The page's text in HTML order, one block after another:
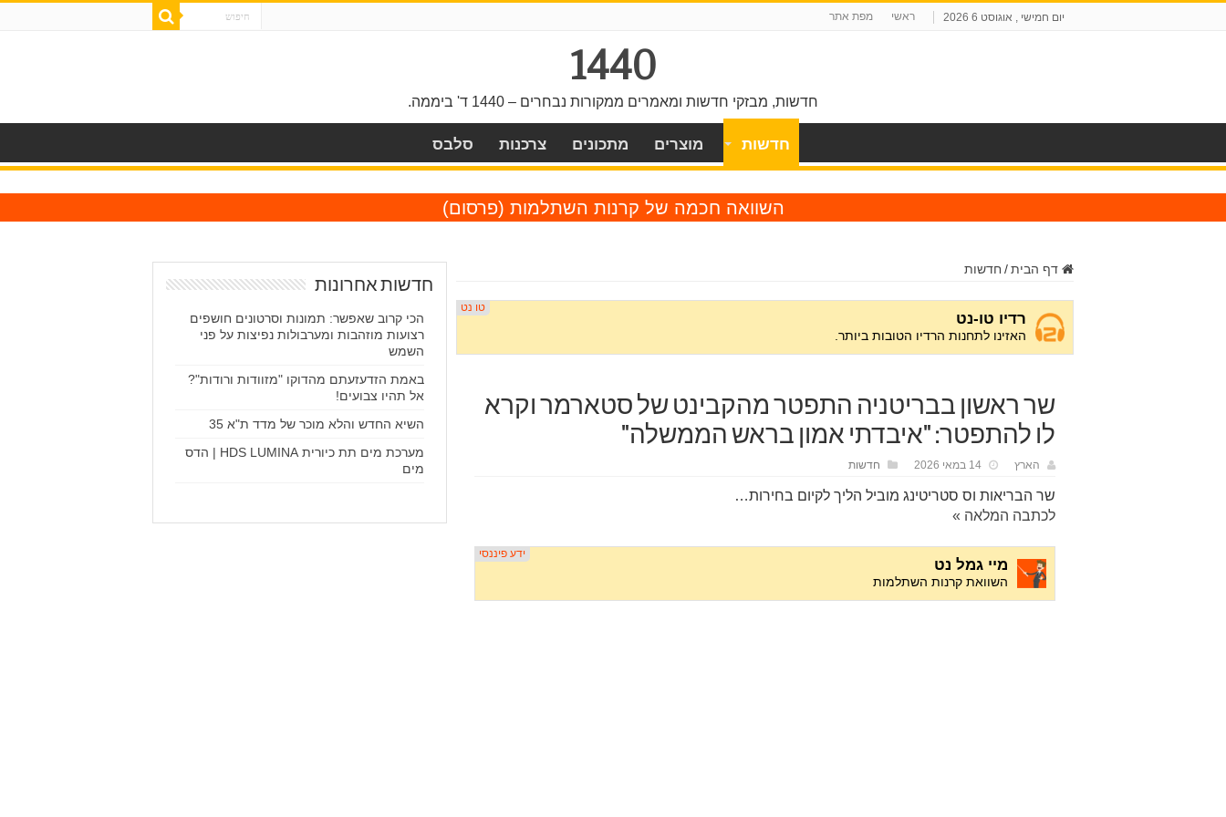
יום חמישי , אוגוסט 6 2026 ראשי מפת אתר
1440
חדשות, מבזקי חדשות ומאמרים ממקורות נבחרים – 1440 ד' ביממה.
חדשות מוצרים מתכונים צרכנות סלבס
השוואה חכמה של קרנות השתלמות (פרסום)
דף הבית/ חדשות
שר ראשון בבריטניה התפטר מהקבינט של סטארמר וקרא
לו להתפטר: "איבדתי אמון בראש הממשלה"
הארץ 14 במאי 2026 חדשות
שר הבריאות וס סטריטינג מוביל הליך לקיום בחירות…
לכתבה המלאה »
חדשות אחרונות
הכי קרוב שאפשר: תמונות וסרטונים חושפים
רצועות מוזהבות ומערבולות נפיצות על פני
השמש
באמת הזדעזעתם מהדוקו "מזוודות ורודות"?
אל תהיו צבועים!
השיא החדש והלא מוכר של מדד ת"א 35
מערכת מים תת כיורית HDS LUMINA | הדס
מים